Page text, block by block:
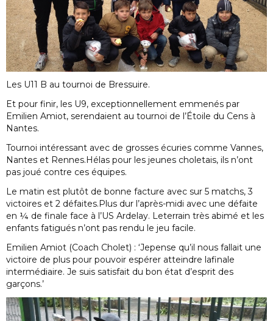
Les U11 B au tournoi de Bressuire.
Et pour finir, les U9, exceptionnellement emmenés par
Emilien Amiot, serendaient au tournoi de l’Étoile du Cens à
Nantes.
Tournoi intéressant avec de grosses écuries comme Vannes,
Nantes et Rennes.Hélas pour les jeunes choletais, ils n’ont
pas joué contre ces équipes.
Le matin est plutôt de bonne facture avec sur 5 matchs, 3
victoires et 2 défaites.Plus dur l’après-midi avec une défaite
en ¼ de finale face à l’US Ardelay. Leterrain très abimé et les
enfants fatigués n’ont pas rendu le jeu facile.
Emilien Amiot (Coach Cholet) : ‘Jepense qu’il nous fallait une
victoire de plus pour pouvoir espérer atteindre lafinale
intermédiaire. Je suis satisfait du bon état d’esprit des
garçons.’